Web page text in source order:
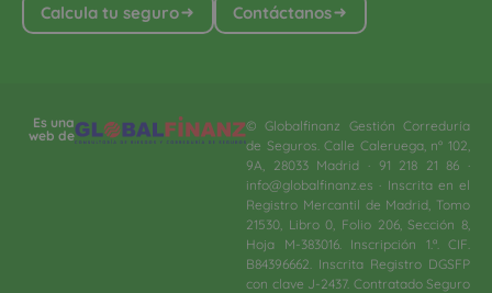
Calcula tu seguro Contáctanos
Es una
web de
© Globalfinanz Gestión Correduría
de Seguros. Calle Caleruega, nº 102,
9A, 28033 Madrid · 91 218 21 86 ·
info@globalfinanz.es · Inscrita en el
Registro Mercantil de Madrid, Tomo
21530, Libro 0, Folio 206, Sección 8,
Hoja M-383016. Inscripción 1.ª. CIF.
B84396662. Inscrita Registro DGSFP
con clave J-2437. Contratado Seguro